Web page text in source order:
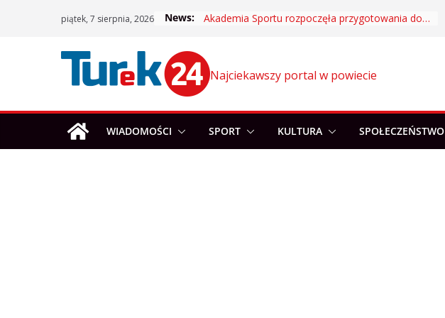
piątek, 7 sierpnia, 2026 News: Akademia Sportu rozpoczęła przygotowania do nowego sezonu
Najciekawszy portal w powiecie
WIADOMOŚCI SPORT KULTURA SPOŁECZEŃSTWO